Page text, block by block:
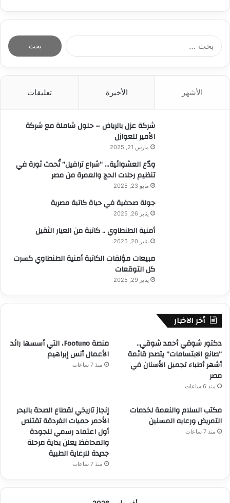
الأشهر الأخيرة تعليقات
شركة عزل بالرياض – حلول شاملة مع شركة
الأمير للعوازل
مارس 21, 2025
ودّع العشوائية… “شراع ترافيل” تُحدث ثورة في
تنظيم رحلات الحج والعمرة من مصر
مايو 23, 2025
جولة صحفية في حياة كاتبة مصرية
يناير 26, 2025
أمنية الطنطاوي .. كاتبة من العيار الثقيل
يناير 20, 2025
مبيعات مؤلفات الكاتبة أمنية الطنطاوي كسرت
كل التوقعات
يناير 29, 2025
أخر الاخبار
دكتور شوقي أحمد شوقي..
“صانع الابتسامات” يتصدر قائمة
أشهر أطباء تجميل الأسنان في
مصر
منذ 6 ساعات
منصة Footuno، التي أسسها رائد
الأعمال أنس إبراهيم
منذ 7 ساعات
مكتب السلام والنعمة لخدمات
التمريض ورعايه المسنين
منذ 7 ساعات
إنجاز تاريخي لقطاع الصحة بالبحر
الأحمر حميات الغردقة تقتنص
أول اعتماد رسمي للجودة
والمحافظ يعلن بداية مرحلة
جديدة للرعاية الطبية
منذ 7 ساعات